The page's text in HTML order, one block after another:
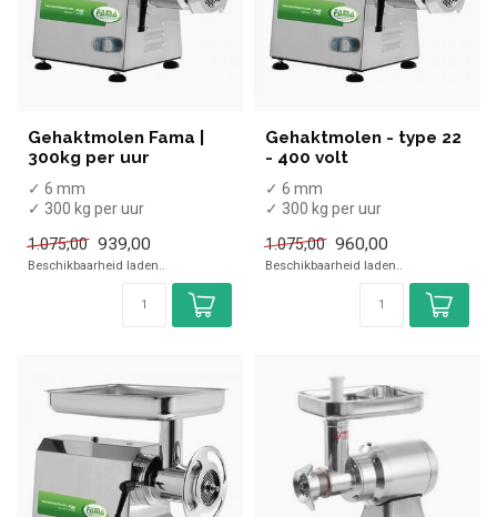
Gehaktmolen Fama |
300kg per uur
✓ 6 mm
✓ 300 kg per uur
✓ 230 Volt
1.075,00 939,00
Beschikbaarheid laden..
Gehaktmolen - type 22
- 400 volt
✓ 6 mm
✓ 300 kg per uur
✓ 400 Volt
1.075,00 960,00
Beschikbaarheid laden..